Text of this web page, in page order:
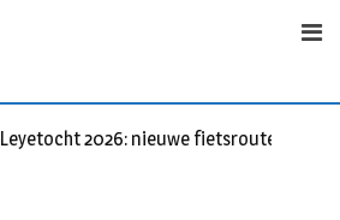
Leyetocht 2026: nieuwe fietsroutes